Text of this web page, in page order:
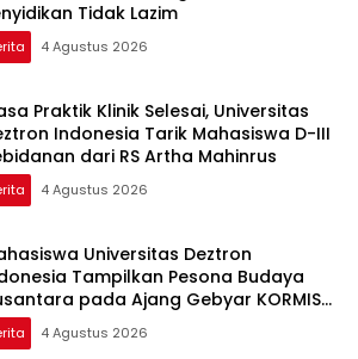
Tidak Lazim
4 Agustus 2026
Praktik Klinik Selesai, Universitas
Indonesia Tarik Mahasiswa D-III
dari RS Artha Mahinrus
4 Agustus 2026
Universitas Deztron
Tampilkan Pesona Budaya
pada Ajang Gebyar KORMISU
to FORPROVSU 2026
4 Agustus 2026